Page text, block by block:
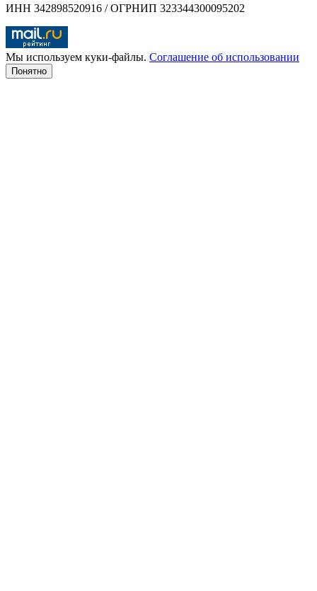
ИНН 342898520916 / ОГРНИП 323344300095202
Мы используем куки-файлы. Соглашение об использовании
Понятно